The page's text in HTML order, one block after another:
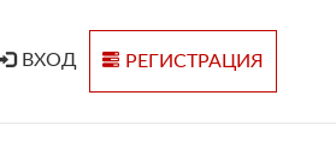
ВХОД РЕГИСТРАЦИЯ